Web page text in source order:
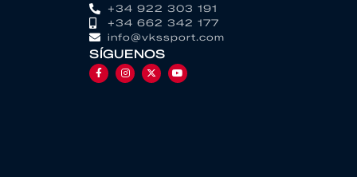
+34 922 303 191
+34 662 342 177
info@vkssport.com
SÍGUENOS